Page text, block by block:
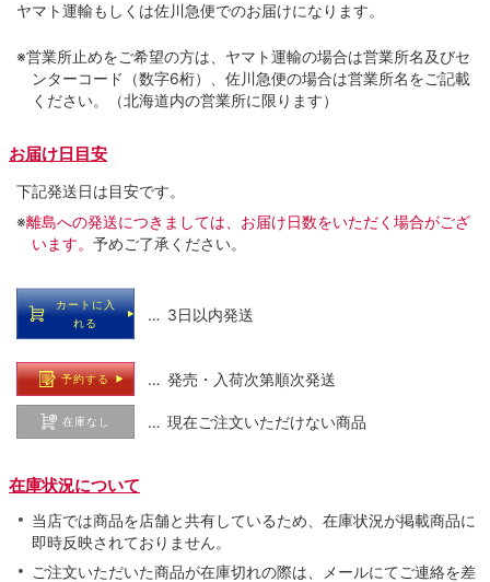
ヤマト運輸もしくは佐川急便でのお届けになります。
※営業所止めをご希望の方は、ヤマト運輸の場合は営業所名及びセ
ンターコード（数字6桁）、佐川急便の場合は営業所名をご記載
ください。（北海道内の営業所に限ります）
お届け日目安
下記発送日は目安です。
※離島への発送につきましては、お届け日数をいただく場合がござ
います。 予めご了承ください。
カートに入
れる
… 3日以内発送
予約する … 発売・入荷次第順次発送
在庫なし … 現在ご注文いただけない商品
在庫状況について
当店では商品を店舗と共有しているため、在庫状況が掲載商品に
即時反映されておりません。
ご注文いただいた商品が在庫切れの際は、メールにてご連絡を差